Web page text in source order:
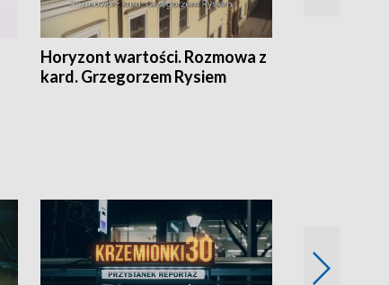
Horyzont wartości. Rozmowa z
kard. Grzegorzem Rysiem